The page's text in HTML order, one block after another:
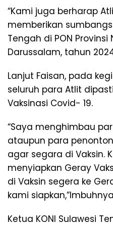
“Kami juga berharap
memberikan
Tengah di PON Provinsi
Darussalam, tahun
Lanjut Faisan, pada
seluruh para Atlit
Vaksinasi Covid- 19.
“Saya menghimbau
ataupun para
agar segara di Vaksin.
menyiapkan Geray
di Vaksin segera ke
kami
Ketua KONI Sulawesi